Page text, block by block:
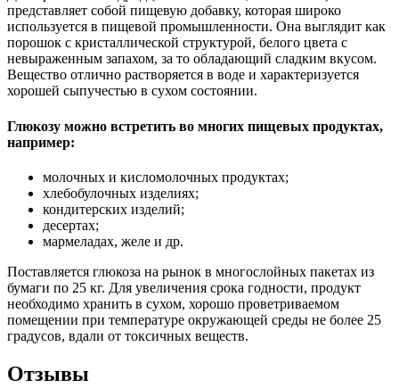
представляет собой пищевую добавку, которая широко
используется в пищевой промышленности. Она выглядит как
порошок с кристаллической структурой, белого цвета с
невыраженным запахом, за то обладающий сладким вкусом.
Вещество отлично растворяется в воде и характеризуется
хорошей сыпучестью в сухом состоянии.
Глюкозу можно встретить во многих пищевых продуктах,
например:
молочных и кисломолочных продуктах;
хлебобулочных изделиях;
кондитерских изделий;
десертах;
мармеладах, желе и др.
Поставляется глюкоза на рынок в многослойных пакетах из
бумаги по 25 кг. Для увеличения срока годности, продукт
необходимо хранить в сухом, хорошо проветриваемом
помещении при температуре окружающей среды не более 25
градусов, вдали от токсичных веществ.
Отзывы